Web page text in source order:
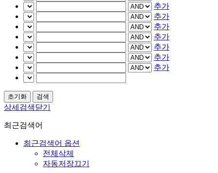
추가
추가
추가
추가
추가
추가
추가
상세검색닫기
최근검색어
최근검색어 옵션
전체삭제
자동저장끄기